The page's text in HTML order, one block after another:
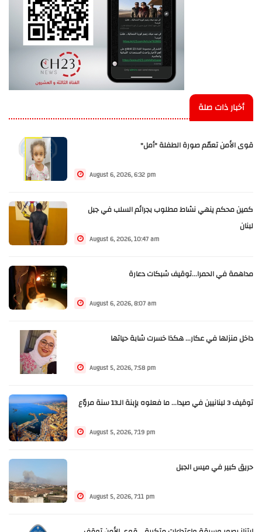
أخبار ذات صلة
قوى الأمن تعمّم صورة الطفلة "أمل"
August 6, 2026, 6:32 pm
كمين محكم ينهي نشاط مطلوب بجرائم السلب في جبل
لبنان
August 6, 2026, 10:47 am
مداهمة في الحمرا...توقيف شبكات دعارة
August 6, 2026, 8:07 am
داخل منزلها في عكار... هكذا خسرت شابة حياتها
August 5, 2026, 7:58 pm
توقيف 3 لبنانيين في صيدا... ما فعلوه بإبنة الـ13 سنة مروّع
August 5, 2026, 7:19 pm
حريق كبير في ميس الجبل
August 5, 2026, 7:11 pm